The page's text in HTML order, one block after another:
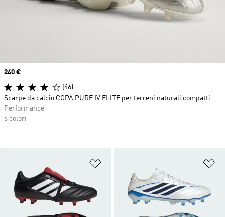
Aggiungi alla lista dei desideri
Price
240 €
(46)
Scarpe da calcio COPA PURE IV ELITE per terreni naturali compatti
Performance
6 colori